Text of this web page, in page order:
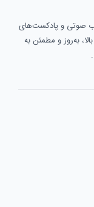
صوتی و پادکست‌های
به‌روز و مطمئن به